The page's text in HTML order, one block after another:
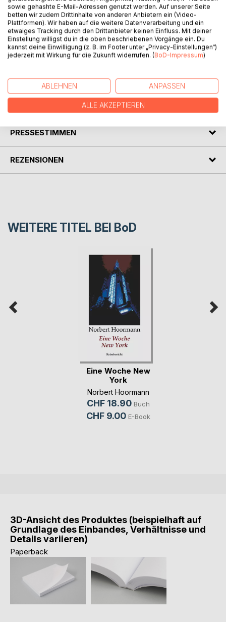
Der Autor erzählt auf unterhaltsame Weise von seinen
Erlebnissen während einer einwöchigen Reise durch
Portugal mit einer Gruppe Senioren aus dem Münsterland.
Diese macht sich mit dem Bus auf den Weg von Porto im
Norden bis zur Algarve im Süden. Der Leser bekommt
einen kleinen Eindruck von Land und Leuten und kann über
Begebenheiten schmunzeln.
PRESSESTIMMEN
REZENSIONEN
WEITERE TITEL BEI BoD
Eine Woche New
York
Norbert Hoormann
CHF 18.90 Buch
CHF 9.00 E-Book
3D-Ansicht des Produktes (beispielhaft auf
Grundlage des Einbandes, Verhältnisse und
Details variieren)
Paperback
sowie gehashte E-Mail-Adressen genutzt werden. Auf unserer Seite
betten wir zudem Drittinhalte von anderen Anbietern ein (Video-
Plattformen). Wir haben auf die weitere Datenverarbeitung und ein
etwaiges Tracking durch den Drittanbieter keinen Einfluss. Mit deiner
Einstellung willigst du in die oben beschriebenen Vorgänge ein. Du
kannst deine Einwilligung (z. B. im Footer unter „Privacy-Einstellungen“)
jederzeit mit Wirkung für die Zukunft widerrufen. (BoD-Impressum)
ABLEHNEN ANPASSEN
ALLE AKZEPTIEREN